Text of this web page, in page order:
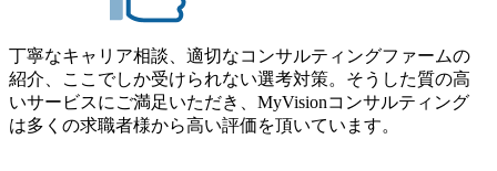
丁寧なキャリア相談、適切なコンサルティングファームの
紹介、ここでしか受けられない選考対策。そうした質の高
いサービスにご満足いただき、MyVisionコンサルティング
は多くの求職者様から高い評価を頂いています。